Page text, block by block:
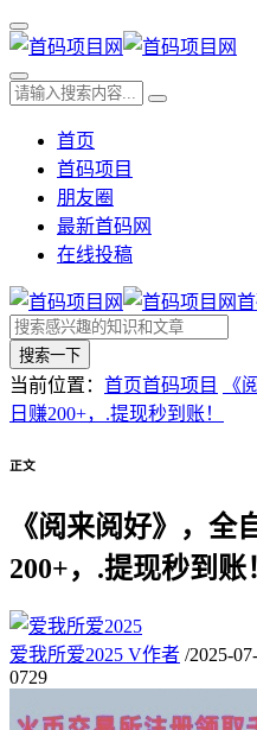
首页
首码项目
朋友圈
最新首码网
在线投稿
搜索一下
当前位置： 首页首码项目
《
日赚200+，.提现秒到账！
正文
《阅来阅好》，全
200+，.提现秒到账
爱我所爱2025 V作者 /2025-
0729